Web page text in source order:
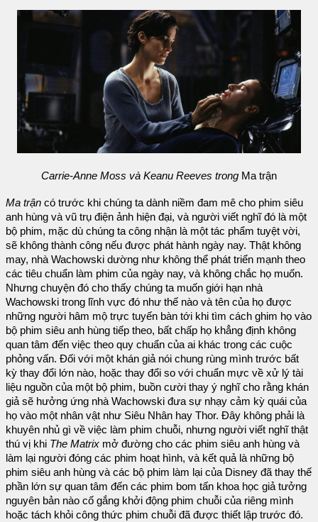
Carrie-Anne Moss và Keanu Reeves trong Ma trận
Ma trận có trước khi chúng ta dành niềm đam mê cho phim siêu
anh hùng và vũ trụ điện ảnh hiện đại, và người viết nghĩ đó là một
bộ phim, mặc dù chúng ta công nhận là một tác phẩm tuyệt vời,
sẽ không thành công nếu được phát hành ngày nay. Thật không
may, nhà Wachowski dường như không thể phát triển mạnh theo
các tiêu chuẩn làm phim của ngày nay, và không chắc họ muốn.
Nhưng chuyện đó cho thấy chúng ta muốn giới hạn nhà
Wachowski trong lĩnh vực đó như thế nào và tên của họ được
những người hâm mộ trực tuyến bàn tới khi tìm cách ghim họ vào
bộ phim siêu anh hùng tiếp theo, bất chấp họ khẳng định không
quan tâm đến việc theo quy chuẩn của ai khác trong các cuộc
phỏng vấn. Đối với một khán giả nói chung rùng mình trước bất
kỳ thay đổi lớn nào, hoặc thay đổi so với chuẩn mực về xử lý tài
liệu nguồn của một bộ phim, buồn cười thay ý nghĩ cho rằng khán
giả sẽ hưởng ứng nhà Wachowski đưa sự nhạy cảm kỳ quái của
họ vào một nhân vật như Siêu Nhân hay Thor. Đây không phải là
khuyên nhủ gì về việc làm phim chuỗi, nhưng người viết nghĩ thật
thú vị khi The Matrix mở đường cho các phim siêu anh hùng và
làm lại người đóng các phim hoạt hình, và kết quả là những bộ
phim siêu anh hùng và các bộ phim làm lại của Disney đã thay thế
phần lớn sự quan tâm đến các phim bom tấn khoa học giả tưởng
nguyên bản nào cố gắng khởi động phim chuỗi của riêng mình
hoặc tách khỏi công thức phim chuỗi đã được thiết lập trước đó.